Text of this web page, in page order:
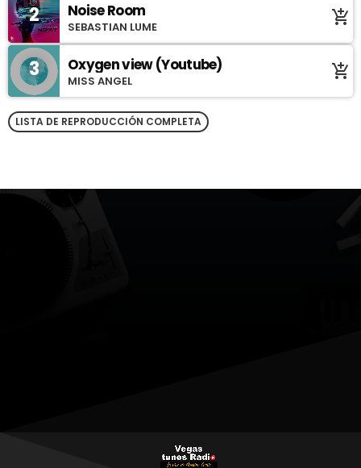
2 Noise Room
SEBASTIAN LUME add_shopping_cart
3 Oxygen view (Youtube)
MISS ANGEL add_shopping_cart
LISTA DE REPRODUCCIÓN COMPLETA